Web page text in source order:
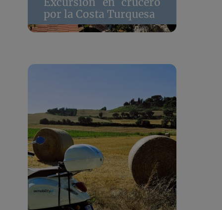
por la Costa Turquesa